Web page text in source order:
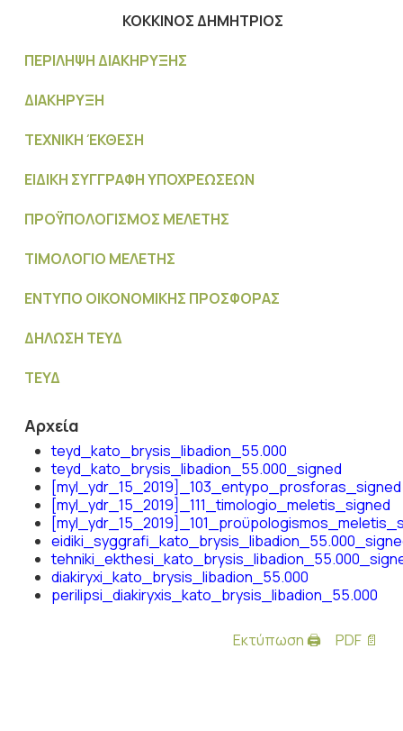
ΚΟΚΚΙΝΟΣ ΔΗΜΗΤΡΙΟΣ
ΠΕΡΙΛΗΨΗ ΔΙΑΚΗΡΥΞΗΣ
ΔΙΑΚΗΡΥΞΗ
ΤΕΧΝΙΚΗ ΈΚΘΕΣΗ
ΕΙΔΙΚΗ ΣΥΓΓΡΑΦΗ ΥΠΟΧΡΕΩΣΕΩΝ
ΠΡΟΫΠΟΛΟΓΙΣΜΟΣ MΕΛΕΤΗΣ
ΤΙΜΟΛΟΓΙΟ ΜΕΛΕΤΗΣ
ΕΝΤΥΠΟ ΟΙΚΟΝΟΜΙΚΗΣ ΠΡΟΣΦΟΡΑΣ
ΔΗΛΩΣΗ ΤΕΥΔ
ΤΕΥΔ
Αρχεία
teyd_kato_brysis_libadion_55.000
teyd_kato_brysis_libadion_55.000_signed
[myl_ydr_15_2019]_103_entypo_prosforas_signed
[myl_ydr_15_2019]_111_timologio_meletis_signed
diakiryxi_kato_brysis_libadion_55.000
perilipsi_diakiryxis_kato_brysis_libadion_55.000
Εκτύπωση 🖨 PDF 📄